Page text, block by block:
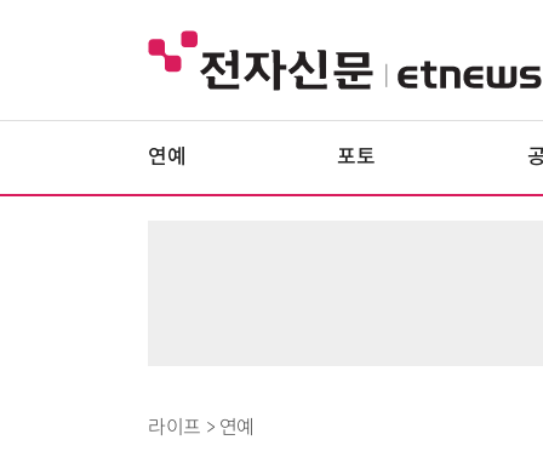
연예 포토
라이프 > 연예